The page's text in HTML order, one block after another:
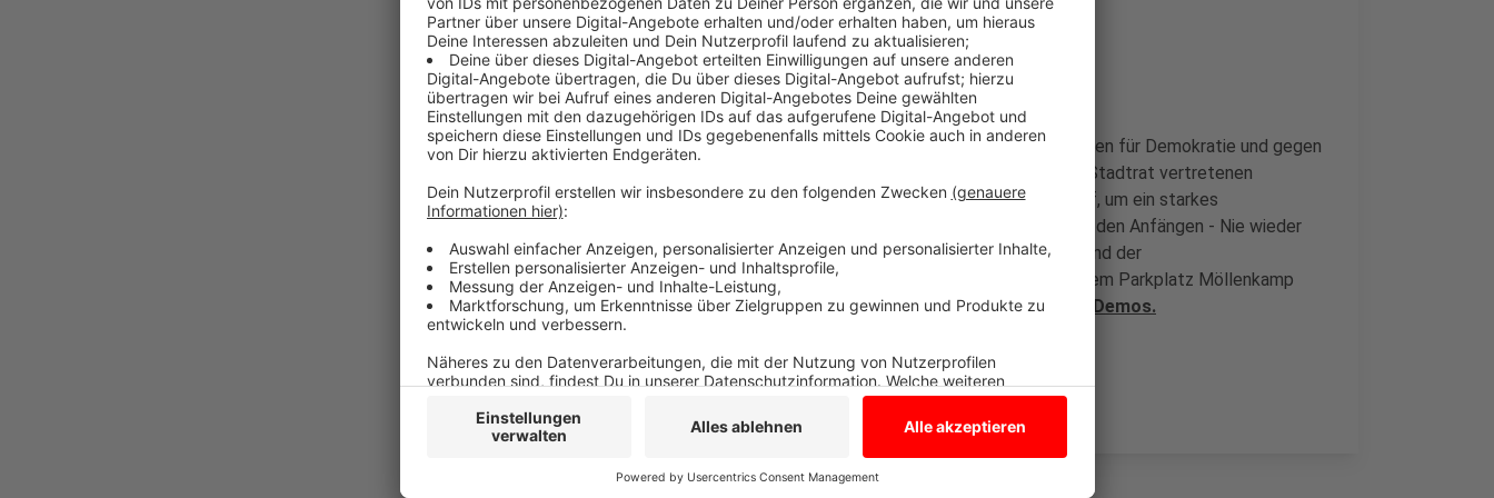
"Wehret den Anfängen - Nie wieder ist JETZT"
Anzeige
Immer mehr Menschen setzen hier im Westmünsterland ein Zeichen für Demokratie und gegen
Rechtsextremismus. In Velen ruft heute ein Bündnis mit allen im Stadtrat vertretenen
Parteien alle Bürger, Vereine und Institutionen zur Mahnwache auf, um ein starkes
gesellschaftliches Zeichen zu setzen. Das Motto lautet "Wehret den Anfängen - Nie wieder
ist JETZT". Unterstützt wird das Bündnis durch die Stadt Velen und der
Kirchengemeinde. Beginn ist heute (Di., 30.01.24) um 18 Uhr auf dem Parkplatz Möllenkamp
hinter der alten Volksbank.Hier findet Ihr die Termine weiterer Demos.
Anzeige